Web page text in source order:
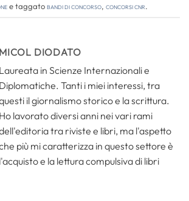
e taggatobandi di concorso, concorsi cnr.
MICOL DIODATO
Laureata in Scienze Internazionali e
Diplomatiche. Tanti i miei interessi, tra
il giornalismo storico e la scrittura.
Ho lavorato diversi anni nei vari rami
tra riviste e libri, ma l'aspetto
più mi caratterizza in questo settore è
l'acquisto e la lettura compulsiva di libri